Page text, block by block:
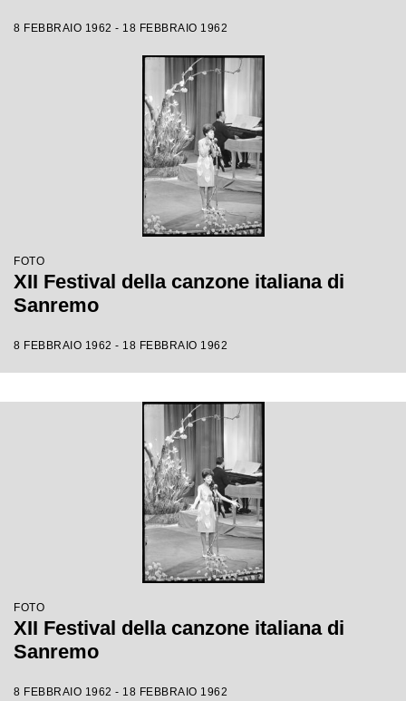
8 FEBBRAIO 1962 - 18 FEBBRAIO 1962
FOTO
XII Festival della canzone italiana di
Sanremo
8 FEBBRAIO 1962 - 18 FEBBRAIO 1962
FOTO
XII Festival della canzone italiana di
Sanremo
8 FEBBRAIO 1962 - 18 FEBBRAIO 1962